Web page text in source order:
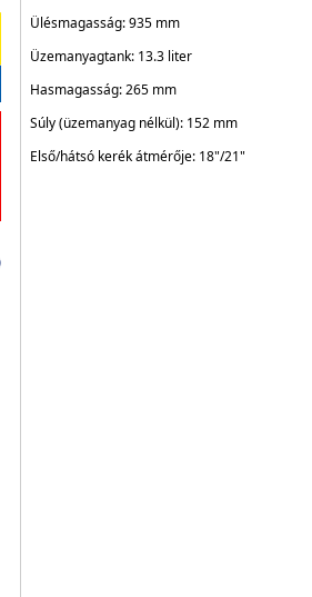
Ülésmagasság: 935 mm
Üzemanyagtank: 13.3 liter
Hasmagasság: 265 mm
Súly (üzemanyag nélkül): 152 mm
Első/hátsó kerék átmérője: 18"/21"